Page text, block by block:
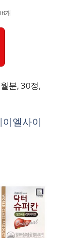
개
분, 30정,
엘사이